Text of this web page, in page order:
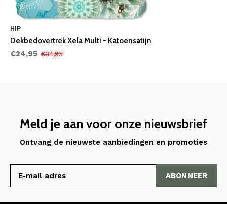
HIP
Dekbedovertrek Xela Multi - Katoensatijn
€24,95 €34,95
Meld je aan voor onze nieuwsbrief
Ontvang de nieuwste aanbiedingen en promoties
ABONNEER